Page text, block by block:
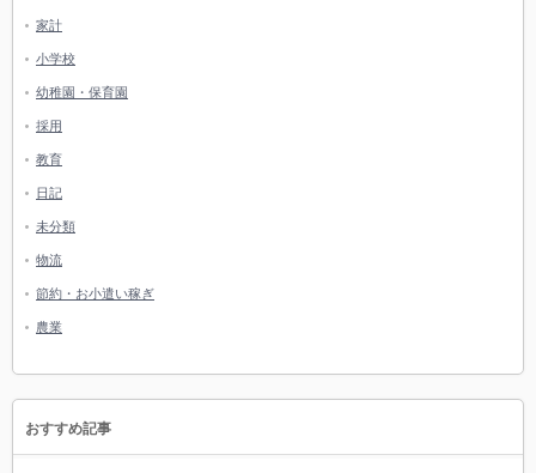
家計
小学校
幼稚園・保育園
採用
教育
日記
未分類
物流
節約・お小遣い稼ぎ
農業
おすすめ記事